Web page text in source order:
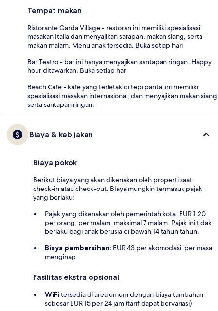
Tempat makan
Ristorante Garda Village - restoran ini memiliki spesialisasi
masakan Italia dan menyajikan sarapan, makan siang, serta
makan malam. Menu anak tersedia. Buka setiap hari
Bar Teatro - bar ini hanya menyajikan santapan ringan. Happy
hour ditawarkan. Buka setiap hari
Beach Cafe - kafe yang terletak di tepi pantai ini memiliki
spesialisasi masakan internasional, dan menyajikan makan siang
serta santapan ringan.
Biaya & kebijakan
Biaya pokok
Berikut biaya yang akan dikenakan oleh properti saat
check-in atau check-out. BIaya mungkin termasuk pajak
yang berlaku:
Pajak yang dikenakan oleh pemerintah kota: EUR 1.20
per orang, per malam, maksimal 7 malam. Pajak ini tidak
berlaku bagi anak berusia di bawah 14 tahun tahun.
Biaya pembersihan: EUR 43 per akomodasi, per masa
menginap
Fasilitas ekstra opsional
WiFi tersedia di area umum dengan biaya tambahan
sebesar EUR 15 per 24 jam (tarif dapat bervariasi)